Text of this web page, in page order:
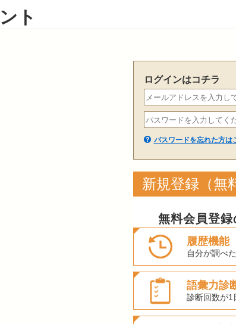
ト
ログインはコチラ
パスワードを忘れた方は
新規登録（無
無料会員登録
履歴機能
自分が調べ
語彙力診
診断回数が1